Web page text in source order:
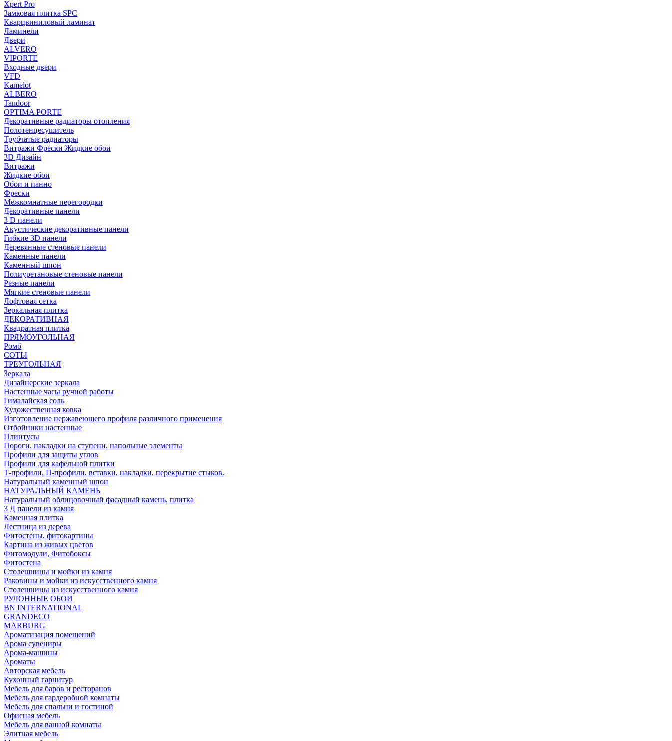
Xpert Pro
Замковая плитка SPC
Кварцвиниловый ламинат
Ламинели
Двери
ALVERO
VIPORTE
Входные двери
VFD
Kamelot
ALBERO
Tandoor
OPTIMA PORTE
Декоративные радиаторы отопления
Полотенцесушитель
Трубчатые радиаторы
Витражи Фрески Жидкие обои
3D Дизайн
Витражи
Жидкие обои
Обои и панно
Фрески
Межкомнатные перегородки
Декоративные панели
3 D панели
Акустические декоративные панели
Гибкие 3D панели
Деревянные стеновые панели
Каменные панели
Каменный шпон
Полиуретановые стеновые панели
Резные панели
Мягкие стеновые панели
Лофтовая сетка
Зеркальная плитка
ДЕКОРАТИВНАЯ
Квадратная плитка
ПРЯМОУГОЛЬНАЯ
Ромб
СОТЫ
ТРЕУГОЛЬНАЯ
Зеркала
Дизайнерские зеркала
Настенные часы ручной работы
Гималайская соль
Художественная ковка
Изготовление нержавеющего профиля различного применения
Отбойники настенные
Плинтусы
Пороги, накладки на ступени, напольные элементы
Профили для защиты углов
Профили для кафельной плитки
Т-профили, П-профили, вставки, накладки, перекрытие стыков.
Натуральный каменный шпон
НАТУРАЛЬНЫЙ КАМЕНЬ
Натуральный облицовочный фасадный камень, плитка
3 Д панели из камня
Каменная плитка
Лестница из дерева
Фитостены, фитокартины
Картина из живых цветов
Фитомодули, Фитобоксы
Фитостена
Столешницы и мойки из камня
Раковины и мойки из искусственного камня
Столешницы из искусственного камня
РУЛОННЫЕ ОБОИ
BN INTERNATIONAL
GRANDECO
MARBURG
Ароматизация помещений
Арома сувениры
Арома-машины
Ароматы
Авторская мебель
Кухонный гарнитур
Мебель для баров и ресторанов
Мебель для гардеробной комнаты
Мебель для спальни и гостиной
Офисная мебель
Мебель для ванной комнаты
Элитная мебель